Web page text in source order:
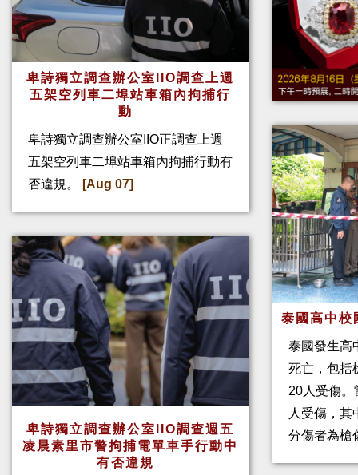
卑詩獨立調查辦公室IIO調查上週
五架空列車二埠站車箱內拘捕行
動
卑詩獨立調查辦公室IIO正調查上週
五架空列車二埠站車箱內拘捕行動有
否違規。
[Aug 07]
卑詩獨立調查辦公室IIO調查週五
凌晨素里市警拘捕電單車手行動中
有否違規
泰國高中
泰國發生高
死亡，包括
20人受傷
人受傷，其
分傷者為槍